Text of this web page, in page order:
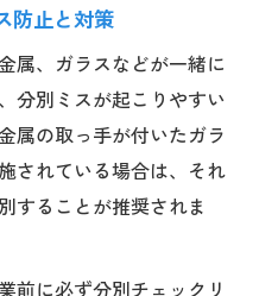
防止と対策
属、ガラスなどが一緒に
分別ミスが起こりやすい
属の取っ手が付いたガラ
されている場合は、それ
することが推奨されま
前に必ず分別チェックリ